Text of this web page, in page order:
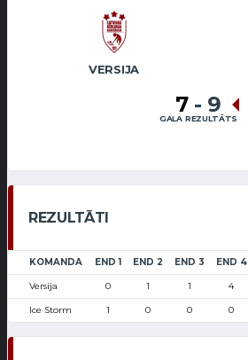
VERSIJA
7 - 9
GALA REZULTĀTS
REZULTĀTI
KOMANDA END 1 END 2 END 3 END 4
Versija 0 1 1 4
Ice Storm 1 0 0 0